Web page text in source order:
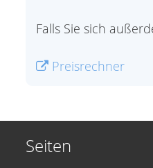
Falls Sie sich
Preisrechner
Seiten